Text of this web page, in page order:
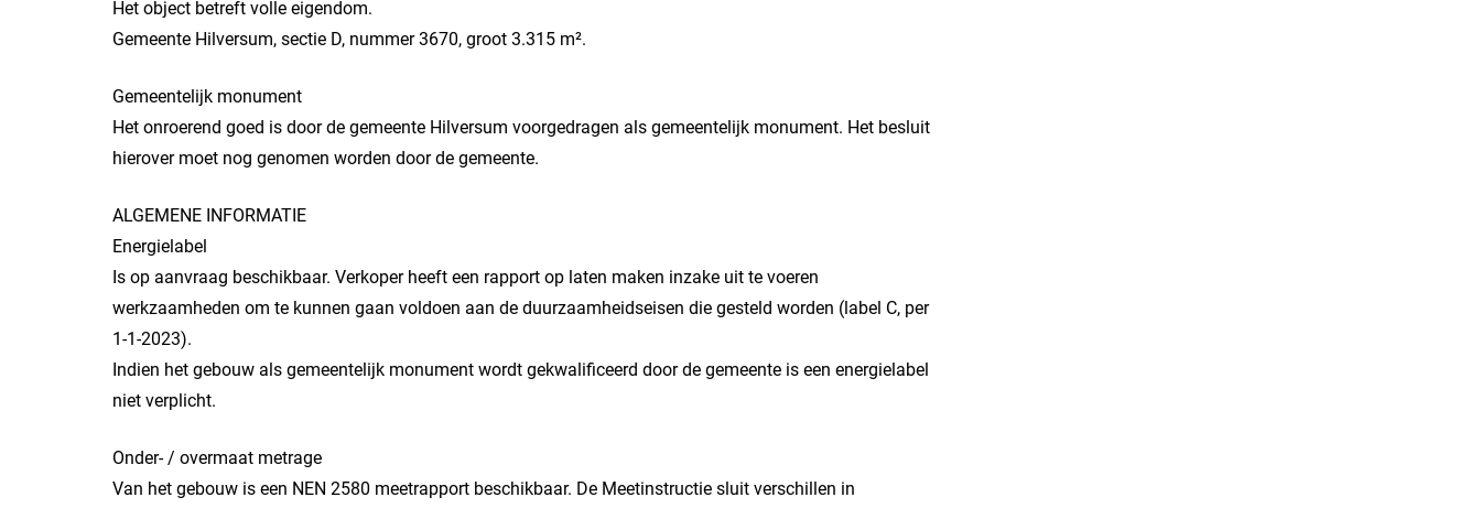
Het object betreft volle eigendom.
Gemeente Hilversum, sectie D, nummer 3670, groot 3.315 m².
Gemeentelijk monument
Het onroerend goed is door de gemeente Hilversum voorgedragen als gemeentelijk monument. Het besluit
hierover moet nog genomen worden door de gemeente.
ALGEMENE INFORMATIE
Energielabel
Is op aanvraag beschikbaar. Verkoper heeft een rapport op laten maken inzake uit te voeren
werkzaamheden om te kunnen gaan voldoen aan de duurzaamheidseisen die gesteld worden (label C, per
1-1-2023).
Indien het gebouw als gemeentelijk monument wordt gekwalificeerd door de gemeente is een energielabel
niet verplicht.
Onder- / overmaat metrage
Van het gebouw is een NEN 2580 meetrapport beschikbaar. De Meetinstructie sluit verschillen in